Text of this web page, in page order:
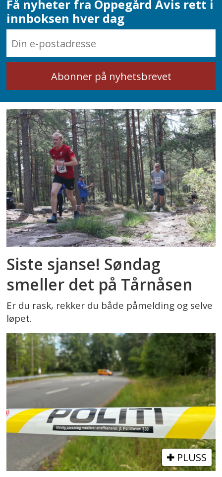
Få nyheter fra Oppegård Avis rett i
innboksen hver dag
Siste sjanse! Søndag
smeller det på Tårnåsen
Er du rask, rekker du både påmelding og selve
løpet.
PLUSS